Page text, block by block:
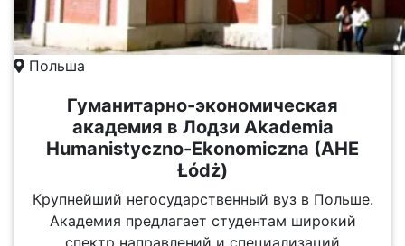
Польша
Гуманитарно-экономическая
академия в Лодзи Akademia
Humanistyczno-Ekonomiczna (AHE
Łódż)
Крупнейший негосударственный вуз в Польше.
Академия предлагает студентам широкий
спектр направлений и специализаций